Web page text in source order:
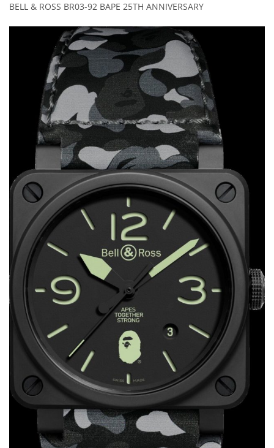
BELL & ROSS BR03-92 BAPE 25TH ANNIVERSARY